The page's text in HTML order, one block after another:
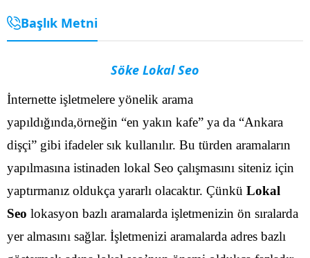
Başlık Metni
Söke Lokal Seo
İnternette işletmelere yönelik arama
yapıldığında,örneğin “en yakın kafe” ya da “Ankara
dişçi” gibi ifadeler sık kullanılır. Bu türden aramaların
yapılmasına istinaden lokal Seo çalışmasını siteniz için
yaptırmanız oldukça yararlı olacaktır. Çünkü Lokal
Seo lokasyon bazlı aramalarda işletmenizin ön sıralarda
yer almasını sağlar. İşletmenizi aramalarda adres bazlı